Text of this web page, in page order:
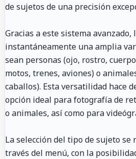
de sujetos de una precisión
Gracias a este sistema
instantáneamente una amplia
sean personas (ojo, rostro,
motos, trenes, aviones) o
caballos). Esta versatilidad hace
opción ideal para fotografía de
o animales, así como para
La selección del tipo de sujeto
través del menú, con la